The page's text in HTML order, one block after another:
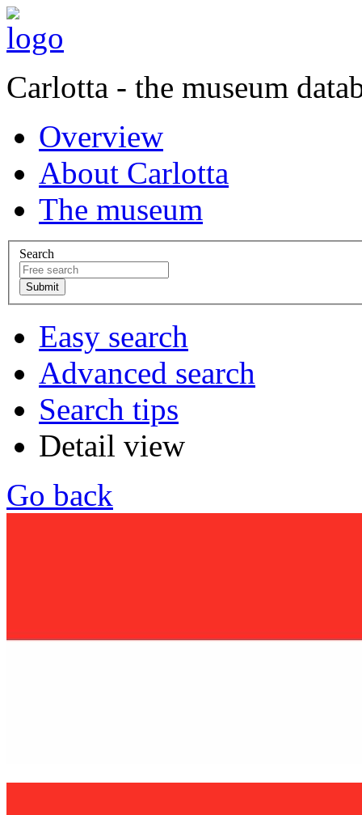
Carlotta - the museum
Overview
About Carlotta
The museum
Search
Easy search
Advanced search
Search tips
Detail view
Go back